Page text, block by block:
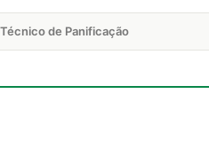
de Panificação